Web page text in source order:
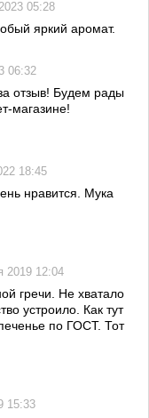
05:28
яркий аромат.
06:32
отзыв! Будем рады
магазине!
18:45
нравится. Мука
2019 12:04
гречи. Не хватало
устроило. Как тут
по ГОСТ. Тот
15:33